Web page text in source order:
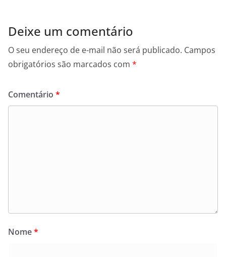
Deixe um comentário
O seu endereço de e-mail não será publicado. Campos
obrigatórios são marcados com *
Comentário *
Nome*